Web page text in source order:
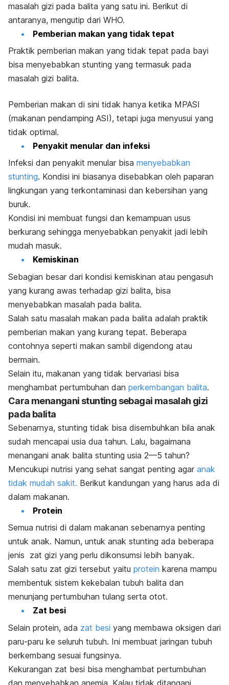
masalah gizi pada balita yang satu ini. Berikut di
antaranya, mengutip dari WHO.
Pemberian makan yang tidak tepat
Praktik pemberian makan yang tidak tepat pada bayi
bisa menyebabkan stunting yang termasuk pada
masalah gizi balita.
Pemberian makan di sini tidak hanya ketika MPASI
(makanan pendamping ASI), tetapi juga menyusui yang
tidak optimal.
Penyakit menular dan infeksi
Infeksi dan penyakit menular bisa menyebabkan
stunting. Kondisi ini biasanya disebabkan oleh paparan
lingkungan yang terkontaminasi dan kebersihan yang
buruk.
Kondisi ini membuat fungsi dan kemampuan usus
berkurang sehingga menyebabkan penyakit jadi lebih
mudah masuk.
Kemiskinan
Sebagian besar dari kondisi kemiskinan atau pengasuh
yang kurang awas terhadap gizi balita, bisa
menyebabkan masalah pada balita.
Salah satu masalah makan pada balita adalah praktik
pemberian makan yang kurang tepat. Beberapa
contohnya seperti makan sambil digendong atau
bermain.
Selain itu, makanan yang tidak bervariasi bisa
menghambat pertumbuhan dan perkembangan balita.
Cara menangani stunting sebagai masalah gizi
pada balita
Sebenarnya, stunting tidak bisa disembuhkan bila anak
sudah mencapai usia dua tahun. Lalu, bagaimana
menangani anak balita stunting usia 2—5 tahun?
Mencukupi nutrisi yang sehat sangat penting agar anak
tidak mudah sakit. Berikut kandungan yang harus ada di
dalam makanan.
Protein
Semua nutrisi di dalam makanan sebenarnya penting
untuk anak. Namun, untuk anak stunting ada beberapa
jenis zat gizi yang perlu dikonsumsi lebih banyak.
Salah satu zat gizi tersebut yaitu protein karena mampu
membentuk sistem kekebalan tubuh balita dan
menunjang pertumbuhan tulang serta otot.
Zat besi
Selain protein, ada zat besi yang membawa oksigen dari
paru-paru ke seluruh tubuh. Ini membuat jaringan tubuh
berkembang sesuai fungsinya.
Kekurangan zat besi bisa menghambat pertumbuhan
dan menyebabkan anemia. Kalau tidak ditangani,